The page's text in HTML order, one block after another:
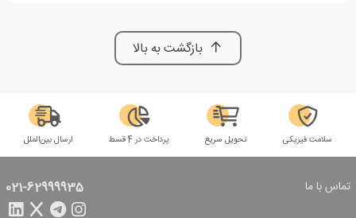
بازگشت به بالا
سلامت فیزیکی تحویل سریع پرداخت در 4 قسط ارسال بین‌الملل
تماس با ما 021-62999935